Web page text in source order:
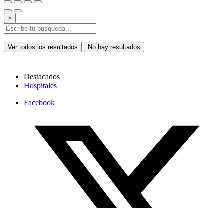
×
Ver todos los resultados No hay resultados
Destacados
Hospitales
Facebook